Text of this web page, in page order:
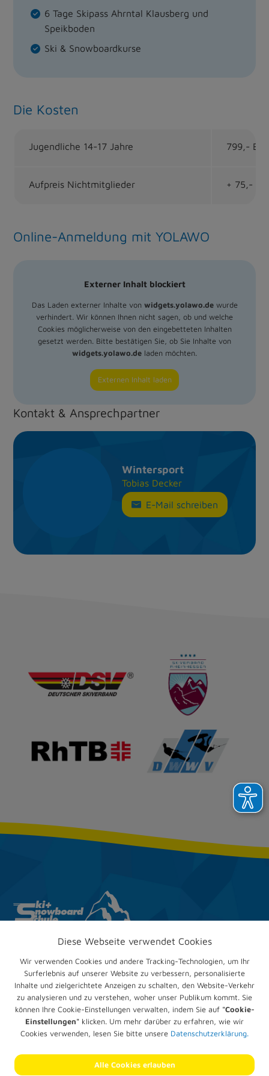
6 Tage Skipass Ahrntal Klausberg und
Speikboden
Ski & Snowboardkurse
Die Kosten
Jugendliche 14-17 Jahre 799,-
Aufpreis Nichtmitglieder + 75,-
Online-Anmeldung mit YOLAWO
Externer Inhalt blockiert
Das Laden externer Inhalte von widgets.yolawo.dewurde
verhindert. Wir können Ihnen nicht sagen, ob und welche
Cookies möglicherweise von den eingebetteten Inhalten
gesetzt werden. Bitte bestätigen Sie, ob Sie Inhalte von
widgets.yolawo.de laden möchten.
Externen Inhalt laden
Kontakt & Ansprechpartner
Wintersport
Tobias Decker
E-Mail schreiben
Im Mühlengrund 24
67551 Worms
Telefon:+49 (0) 6247 905836
E-Mail:verwaltung@trappenberg.com
Impressum
Cookie-Einstellungen
Diese Webseite verwendet Cookies
Wir verwenden Cookies und andere Tracking-Technologien, um Ihr
Surferlebnis auf unserer Website zu verbessern, personalisierte
Inhalte und zielgerichtete Anzeigen zu schalten, den Website-Verkehr
zu analysieren und zu verstehen, woher unser Publikum kommt. Sie
können Ihre Cookie-Einstellungen verwalten, indem Sie auf "Cookie-
Einstellungen" klicken. Um mehr darüber zu erfahren, wie wir
Cookies verwenden, lesen Sie bitte unsere Datenschutzerklärung.
Alle Cookies erlauben